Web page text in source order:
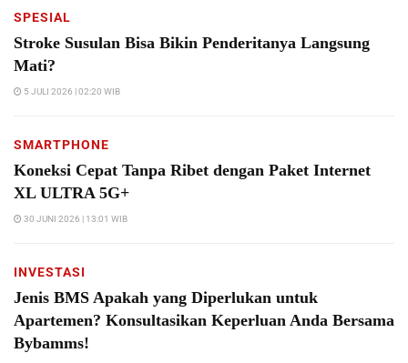
SPESIAL
Stroke Susulan Bisa Bikin Penderitanya Langsung
Mati?
5 JULI 2026 | 02:20 WIB
SMARTPHONE
Koneksi Cepat Tanpa Ribet dengan Paket Internet
XL ULTRA 5G+
30 JUNI 2026 | 13:01 WIB
INVESTASI
Jenis BMS Apakah yang Diperlukan untuk
Apartemen? Konsultasikan Keperluan Anda Bersama
Bybamms!